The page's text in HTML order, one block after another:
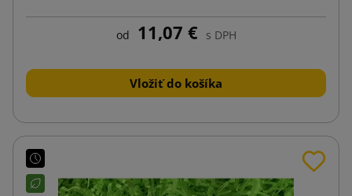
od 11,07 € s DPH
Vložiť do košíka